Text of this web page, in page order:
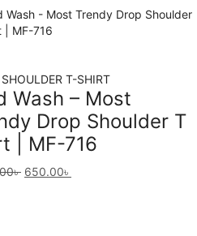
T-SHIRT
Wash – Most
Drop Shoulder T
| MF-716
৳ 650.00৳